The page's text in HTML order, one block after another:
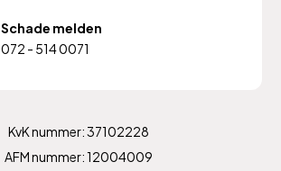
Schade melden
072 - 514 0071
KvK nummer: 37102228
AFM nummer: 12004009